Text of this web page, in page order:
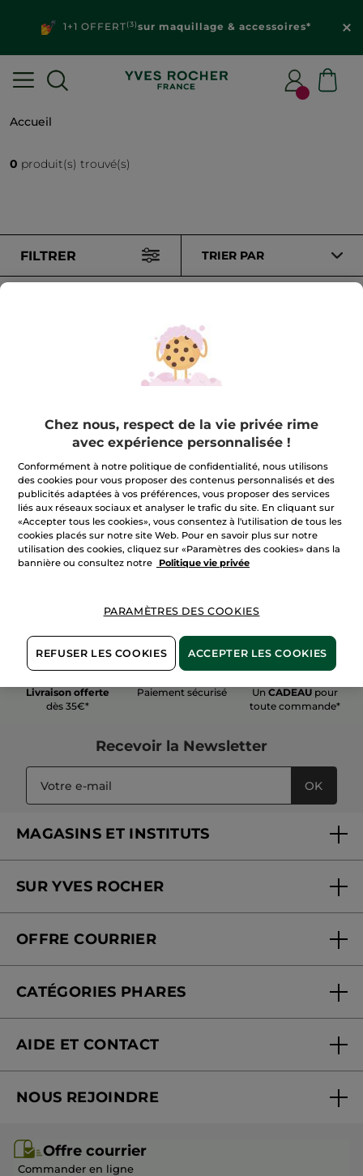
1+1 OFFERT(3)sur maquillage & accessoires*
Accueil
0 produit(s) trouvé(s)
FILTRER TRIER PAR
100%
actifs
végétaux
60 hectares de
champs biologiques
Voir plus
Livraison offerte
dès 35€*
Paiement sécurisé UnCADEAU pour
toute commande*
Recevoir la Newsletter
OK
MAGASINS ET INSTITUTS
Soins en institut
SUR YVES ROCHER
Nos engagements
Blog Act Beautiful
OFFRE COURRIER
CATÉGORIES PHARES
Promotions
Idées cadeaux
Collection de Noël
AIDE ET CONTACT
Mes cadeaux
Questions & Réponses
NOUS REJOINDRE
Devenir franchisé ou gérant
Offre courrier
Commander en ligne
Chez nous, respect de la vie privée rime
avec expérience personnalisée !
Conformément à notre politique de confidentialité, nous utilisons
des cookies pour vous proposer des contenus personnalisés et des
publicités adaptées à vos préférences, vous proposer des services
liés aux réseaux sociaux et analyser le trafic du site. En cliquant sur
«Accepter tous les cookies», vous consentez à l'utilisation de tous les
cookies placés sur notre site Web. Pour en savoir plus sur notre
utilisation des cookies, cliquez sur «Paramètres des cookies» dans la
bannière ou consultez notre
Politique vie privée
PARAMÈTRES DES COOKIES
REFUSER LES COOKIES ACCEPTER LES COOKIES